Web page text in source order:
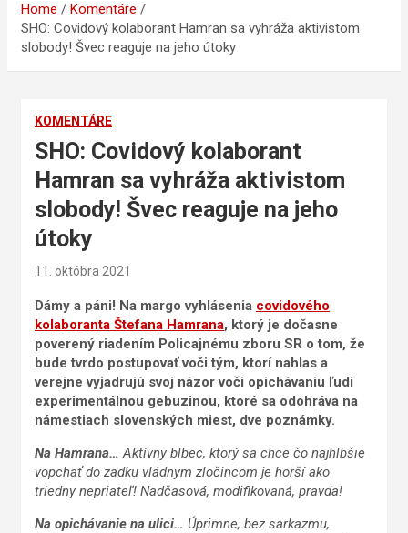
Home
Komentáre
SHO: Covidový kolaborant Hamran sa vyhráža aktivistom
slobody! Švec reaguje na jeho útoky
KOMENTÁRE
SHO: Covidový kolaborant
Hamran sa vyhráža aktivistom
slobody! Švec reaguje na jeho
útoky
11. októbra 2021
Dámy a páni! Na margo vyhlásenia covidového
kolaboranta Štefana Hamrana, ktorý je dočasne
poverený riadením Policajnému zboru SR o tom, že
bude tvrdo postupovať voči tým, ktorí nahlas a
verejne vyjadrujú svoj názor voči opichávaniu ľudí
experimentálnou gebuzinou, ktoré sa odohráva na
námestiach slovenských miest, dve poznámky.
Na Hamrana… Aktívny blbec, ktorý sa chce čo najhlbšie
vopchať do zadku vládnym zločincom je horší ako
triedny nepriateľ! Nadčasová, modifikovaná, pravda!
Na opichávanie na ulici… Úprimne, bez sarkazmu,